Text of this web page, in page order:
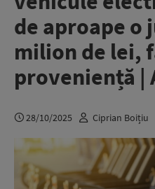
de aproape o
milion de lei,
proveniență |
28/10/2025 Ciprian Boițiu